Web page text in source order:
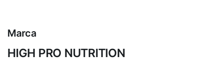
Marca
HIGH PRO NUTRITION